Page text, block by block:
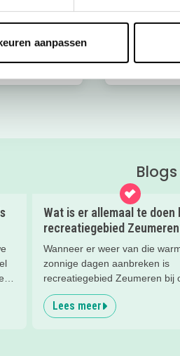
aanpassen
Onze
Wat is er allemaal te doen
recreatiegebied
Wanneer er weer van die
zonnige dagen aanbreken is
recreatiegebied Zeumeren bij
favoriet. Lekker afkoelen en
met het hele gezin. Maar wist
Lees meer